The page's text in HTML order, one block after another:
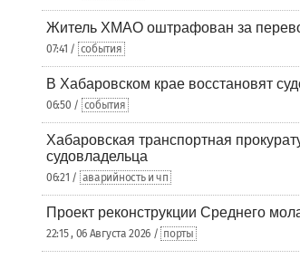
Житель ХМАО оштрафован за
07:41 / события
В Хабаровском крае восстановят
06:50 / события
Хабаровская транспортная
судовладельца
06:21 / аварийность и чп
Проект реконструкции Среднего
22:15 , 06 Августа 2026 / порты